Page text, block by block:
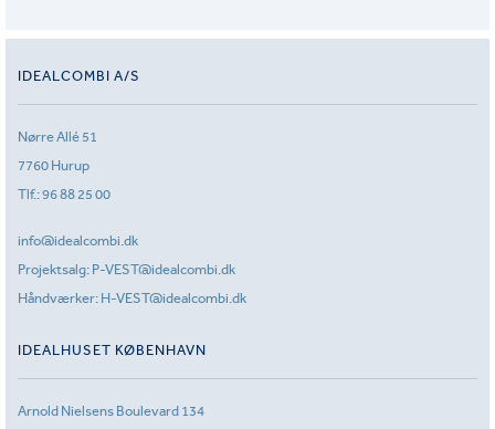
IDEALCOMBI A/S
Nørre Allé 51
7760 Hurup
Tlf.:96 88 25 00
info@idealcombi.dk
Projektsalg: P-VEST@idealcombi.dk
Håndværker: H-VEST@idealcombi.dk
IDEALHUSET KØBENHAVN
Arnold Nielsens Boulevard 134